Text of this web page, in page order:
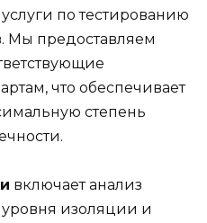
по тестированию
Мы предоставляем
что обеспечивает
степень
включает анализ
уровня изоляции и